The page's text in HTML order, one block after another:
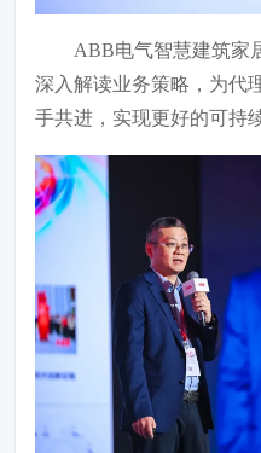
ABB电气智慧建筑家
深入解读业务策略，为代
手共进，实现更好的可持